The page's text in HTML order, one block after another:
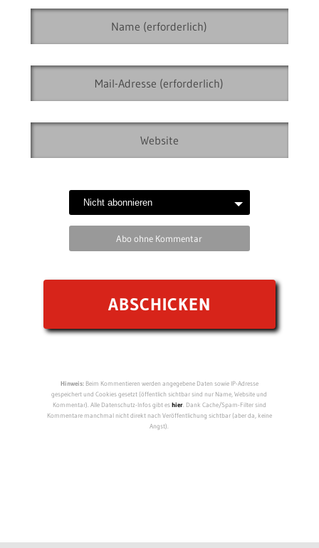
Abo ohne Kommentar
Hinweis:Beim Kommentieren werden angegebene Daten sowie IP-Adresse
gespeichert und Cookies gesetzt (öffentlich sichtbar sind nur Name, Website und
Kommentar). Alle Datenschutz-Infos gibt eshier. Dank Cache/Spam-Filter sind
Kommentare manchmal nicht direkt nach Veröffentlichung sichtbar (aber da, keine
Angst).